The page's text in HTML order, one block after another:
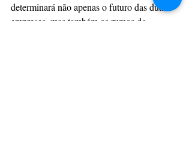
determinará não apenas o futuro das duas
empresas, mas também os rumos do